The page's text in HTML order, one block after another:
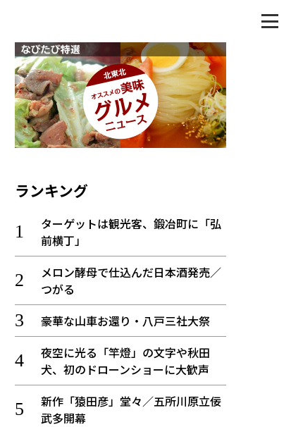
ランキング
ターゲットは観光客、鍛冶町に「弘
前横丁」
メロン酵母で仕込んだ日本酒発売／
つがる
豪華な山車お還り・八戸三社大祭
夜空に光る「竿燈」の文字や秋田
犬、初のドローンショーに大歓声
新作「猿田彦」堂々／五所川原立佞
武多開幕